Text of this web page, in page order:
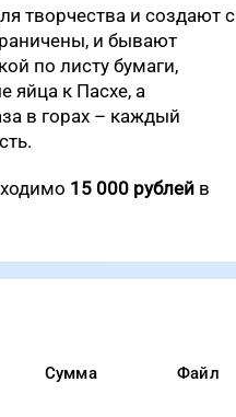
творчества и создают с
и бывают
по листу бумаги,
яйца к Пасхе, а
в горах – каждый
15 000 рублей в
Сумма Файл